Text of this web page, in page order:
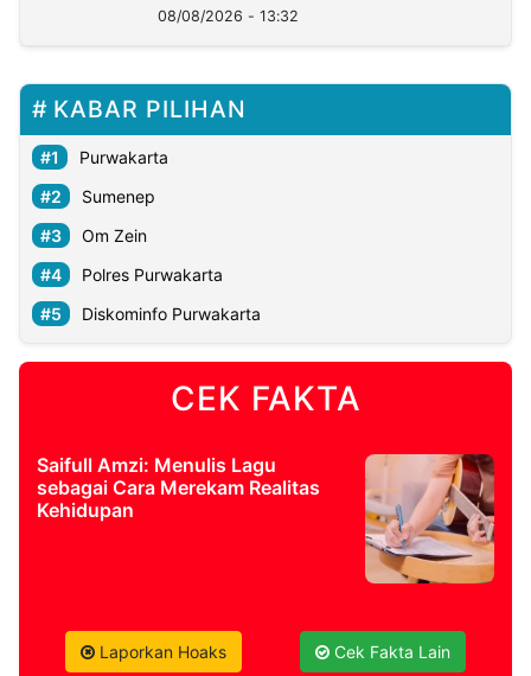
08/08/2026 - 13:32
KABAR PILIHAN
Purwakarta
Sumenep
Om Zein
Polres Purwakarta
Diskominfo Purwakarta
CEK FAKTA
Saifull Amzi: Menulis Lagu
sebagai Cara Merekam Realitas
Kehidupan
Laporkan Hoaks Cek Fakta Lain